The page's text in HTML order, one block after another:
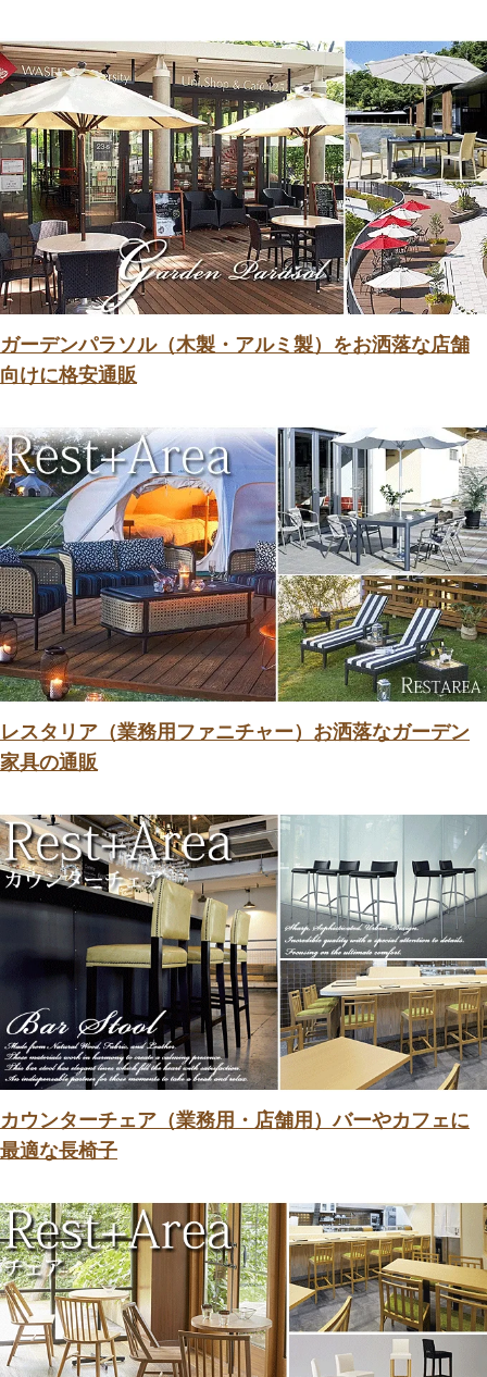
ガーデンパラソル（木製・アルミ製）をお洒落な店舗
向けに格安通販
レスタリア（業務用ファニチャー）お洒落なガーデン
家具の通販
カウンターチェア（業務用・店舗用）バーやカフェに
最適な長椅子